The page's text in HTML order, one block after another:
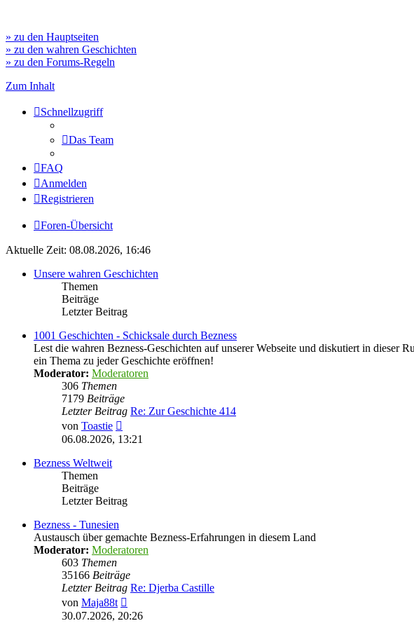
» zu den Hauptseiten
» zu den wahren Geschichten
» zu den Forums-Regeln
Zum Inhalt
Schnellzugriff
Das Team
FAQ
Anmelden
Registrieren
Foren-Übersicht
Aktuelle Zeit: 08.08.2026, 16:46
Unsere wahren Geschichten
Themen
Beiträge
Letzter Beitrag
1001 Geschichten - Schicksale durch Bezness
Lest die wahren Bezness-Geschichten auf unserer Webseite und diskutiert in
ein Thema zu jeder Geschichte eröffnen!
Moderator: Moderatoren
306 Themen
7179 Beiträge
Letzter Beitrag Re: Zur Geschichte 414
von Toastie
Beitrag
06.08.2026, 13:21
Bezness Weltweit
Themen
Beiträge
Letzter Beitrag
Bezness - Tunesien
Austausch über gemachte Bezness-Erfahrungen in diesem Land
Moderator: Moderatoren
603 Themen
35166 Beiträge
Letzter Beitrag Re: Djerba Castille
von Maja88t
Beitrag
30.07.2026, 20:26